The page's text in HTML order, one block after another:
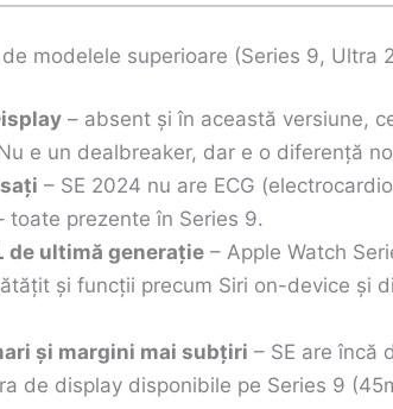
modelele superioare (Series 9, Ultra
– absent și în această versiune,
e un dealbreaker, dar e o diferență
– SE 2024 nu are ECG
toate prezente în Series 9.
de ultimă generație– Apple Watch
și funcții precum Siri on-device și
și margini mai subțiri – SE are încă
de display disponibile pe Series 9